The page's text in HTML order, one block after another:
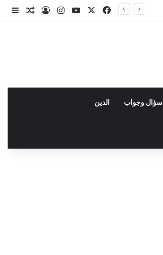
فيسبوك يوتيوبانستقرام
تسجيلمقال
سؤال وجواب الدين